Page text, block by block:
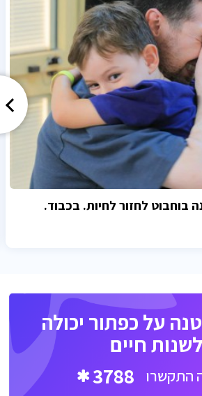
בוחבוט לחזור לחיות. בכבוד.
על כפתור יכולה
לשנות חיים
התקשרו 3788